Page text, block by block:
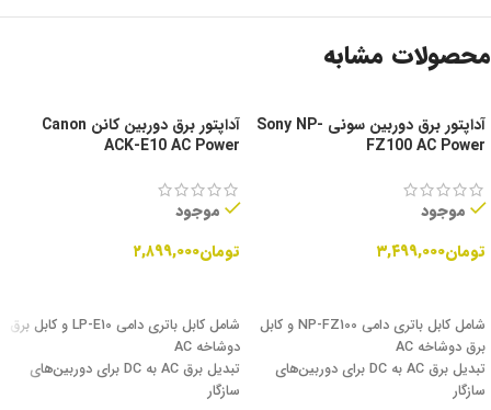
محصولات مشابه
آداپتور برق دوربین سونی Sony NP-
FZ100 AC Power
موجود
تومان۳,۴۹۹,۰۰۰
شامل کابل باتری دامی NP-FZ100 و کابل
برق دوشاخه AC
تبدیل برق AC به DC برای دوربین‌های
سازگار
آداپتور برق دوربین کانن Canon
ACK-E10 AC Power
موجود
تومان۲,۸۹۹,۰۰۰
شامل کابل باتری دامی LP-E10 و کابل برق
دوشاخه AC
تبدیل برق AC به DC برای دوربین‌های
سازگار